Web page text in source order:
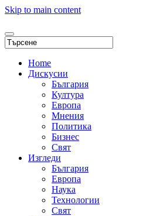
Skip to main content
Home
Дискусии
България
Култура
Европа
Мнения
Политика
Бизнес
Свят
Изгледи
България
Европа
Наука
Технологии
Свят